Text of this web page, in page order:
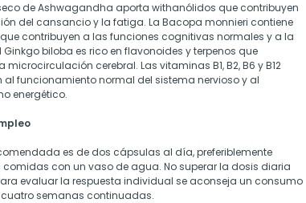
de Ashwagandha aporta withanólidos que contribuyen
del cansancio y la fatiga. La Bacopa monnieri contiene
contribuyen a las funciones cognitivas normales y a la
Ginkgo biloba es rico en flavonoides y terpenos que
microcirculación cerebral. Las vitaminas B1, B2, B6 y B12
al funcionamiento normal del sistema nervioso y al
energético.
es de dos cápsulas al día, preferiblemente
comidas con un vaso de agua. No superar la dosis diaria
evaluar la respuesta individual se aconseja un consumo
semanas continuadas.